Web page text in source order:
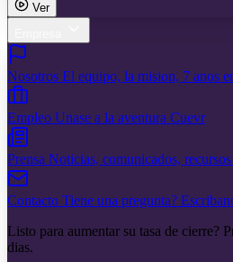
Ver
Nosotros El equipo, la mision, 7 anos
Empleo Unase a la aventura Cuevr
Prensa Noticias, comunicados,
Contacto Tiene una pregunta?
Listo para aumentar su tasa de cierre?
dias.